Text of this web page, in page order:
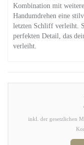
Kombination mit
Handumdrehen eine
letzten Schliff verleiht.
perfekten Detail, das
verleiht.
inkl. der gesetzlichen